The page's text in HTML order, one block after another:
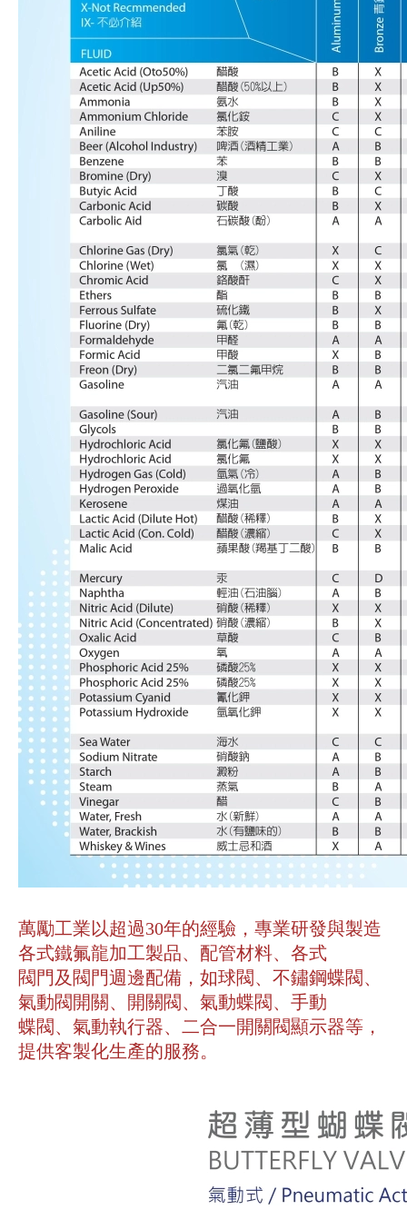
萬勵工業以超過30年的經驗，專業研發與製造
各式鐵氟龍加工製品、配管材料、各式
閥門及閥門週邊配備，如球閥、不鏽鋼蝶閥、
氣動閥開關、開關閥、氣動蝶閥、手動
蝶閥、氣動執行器、二合一開關閥顯示器等，
提供客製化生產的服務。